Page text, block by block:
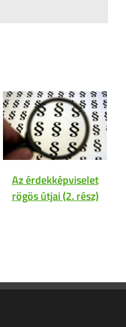
Az érdekképviselet
rögös útjai (2. rész)